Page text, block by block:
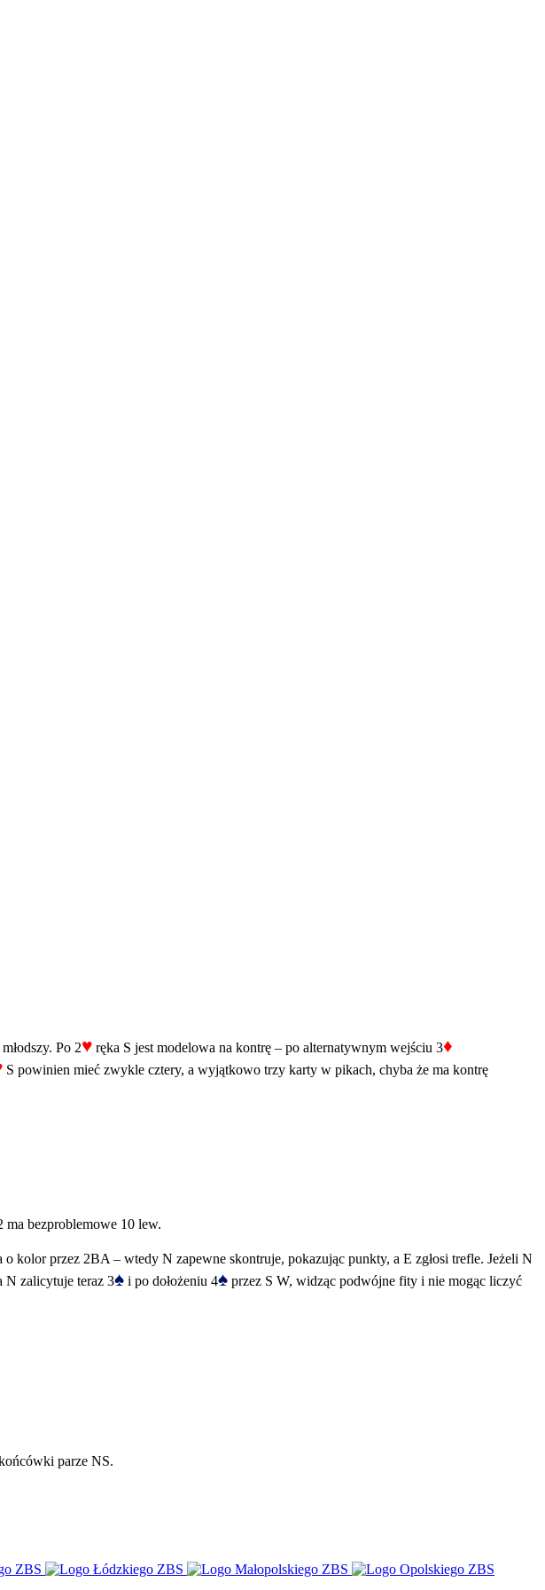
Po 2♥ ręka S jest modelowa na kontrę – po alternatywnym wejściu 3♦
S powinien mieć zwykle cztery, a wyjątkowo trzy karty w pikach, chyba że ma kontrę
bezproblemowe 10 lew.
kolor przez 2BA – wtedy N zapewne skontruje, pokazując punkty, a E zgłosi trefle. Jeżeli N
N zalicytuje teraz 3♠ i po dołożeniu 4♠ przez S W, widząc podwójne fity i nie mogąc liczyć
parze NS.